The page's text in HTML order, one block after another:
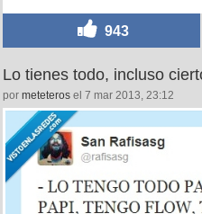
943
Lo tienes todo, incluso
por meteteros el 7 mar 2013, 23:12